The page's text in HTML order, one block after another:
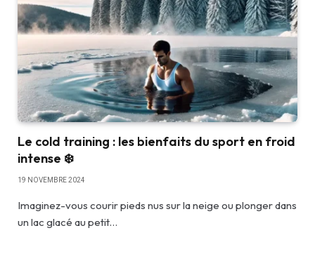
Le cold training : les bienfaits du sport en froid
intense ❄️
19 NOVEMBRE 2024
Imaginez-vous courir pieds nus sur la neige ou plonger dans
un lac glacé au petit…